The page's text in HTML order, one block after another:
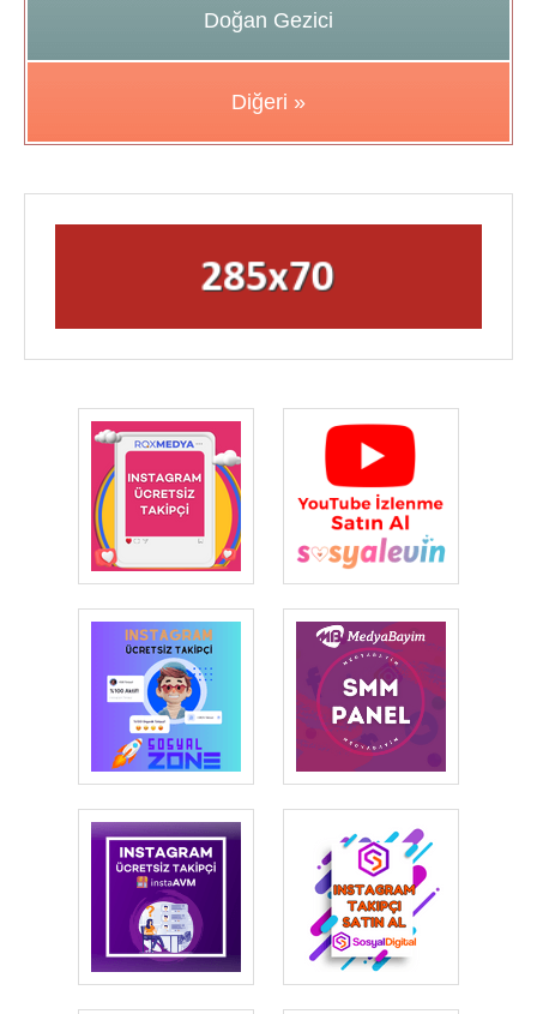
Doğan Gezici
Diğeri »